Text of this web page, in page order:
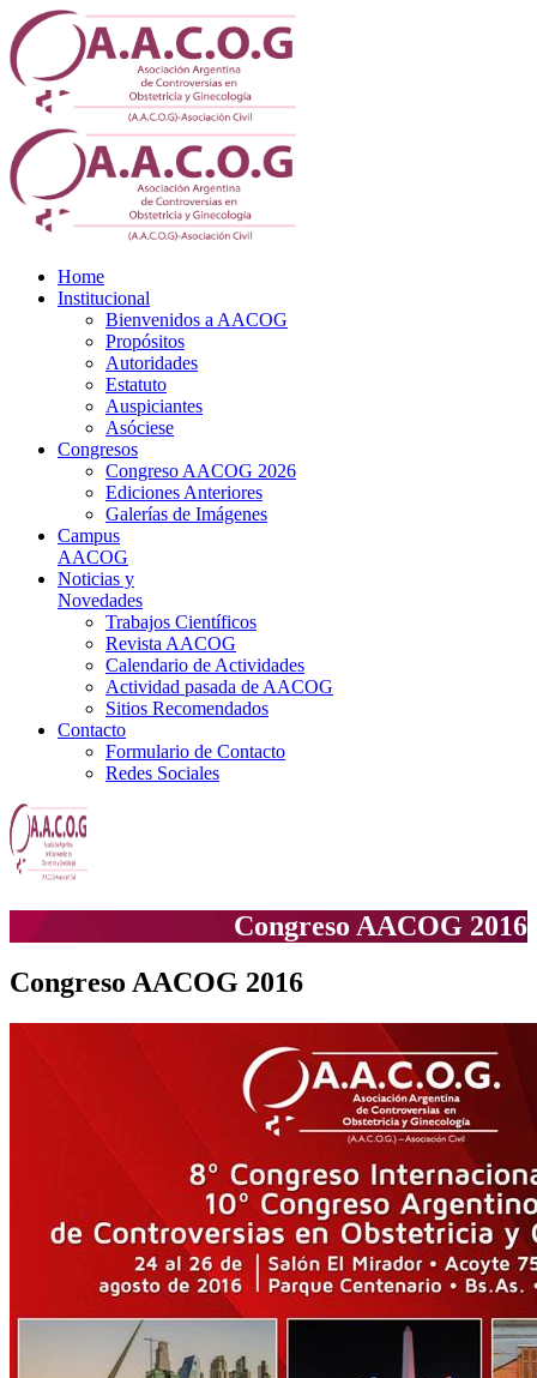
Home
Institucional
Bienvenidos a AACOG
Propósitos
Autoridades
Estatuto
Auspiciantes
Asóciese
Congresos
Congreso AACOG 2026
Ediciones Anteriores
Galerías de Imágenes
Campus
AACOG
Noticias y
Novedades
Trabajos Científicos
Revista AACOG
Calendario de Actividades
Actividad pasada de AACOG
Sitios Recomendados
Contacto
Formulario de Contacto
Redes Sociales
Congreso AACOG 2016
Congreso AACOG 2016